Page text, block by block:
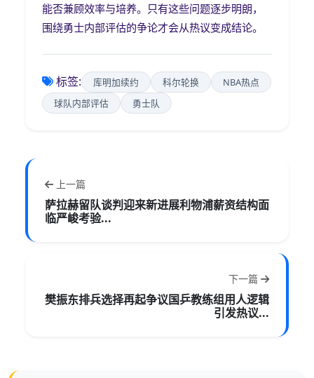
能否兼顾效率与培养。只有这些问题逐步明朗，
围绕勇士内部评估的争论才会从热议变成结论。
标签: 库明加续约 科尔轮换
NBA热点
球队内部评估
勇士队
上一篇
萨拉赫留队谈判迎来新进展利物浦薪资结构面
临严峻考验...
下一篇
樊振东排兵选择再起争议国乒教练组用人逻辑
引发热议...